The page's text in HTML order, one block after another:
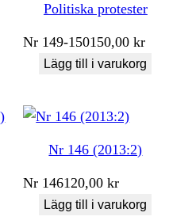
Politiska protester
Nr 149-150150,00kr
Lägg till i varukorg
Nr 146 (2013:2)
Nr 146120,00kr
Lägg till i varukorg